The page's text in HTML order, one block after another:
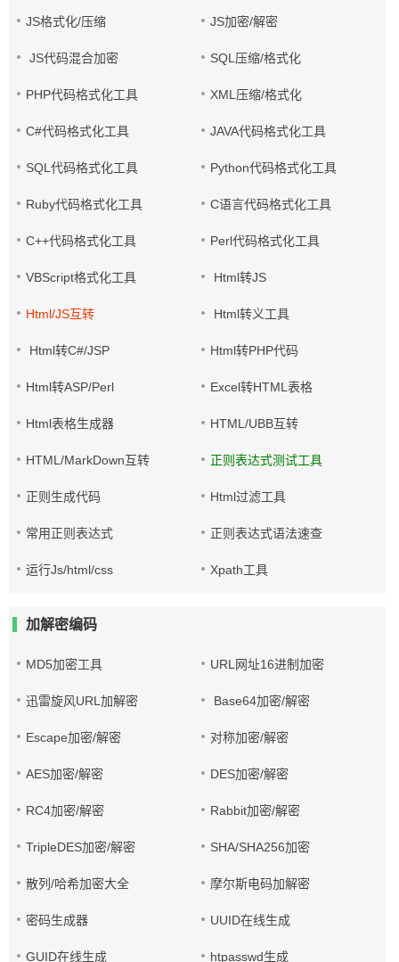
JS格式化/压缩 JS加密/解密
JS代码混合加密 SQL压缩/格式化
PHP代码格式化工具 XML压缩/格式化
C#代码格式化工具 JAVA代码格式化工具
SQL代码格式化工具 Python代码格式化工具
Ruby代码格式化工具 C语言代码格式化工具
C++代码格式化工具 Perl代码格式化工具
VBScript格式化工具 Html转JS
Html/JS互转 Html转义工具
Html转C#/JSP Html转PHP代码
Html转ASP/Perl Excel转HTML表格
Html表格生成器 HTML/UBB互转
HTML/MarkDown互转 正则表达式测试工具
正则生成代码 Html过滤工具
常用正则表达式 正则表达式语法速查
运行Js/html/css Xpath工具
加解密编码
MD5加密工具 URL网址16进制加密
迅雷旋风URL加解密 Base64加密/解密
Escape加密/解密 对称加密/解密
AES加密/解密 DES加密/解密
RC4加密/解密 Rabbit加密/解密
TripleDES加密/解密 SHA/SHA256加密
散列/哈希加密大全 摩尔斯电码加解密
密码生成器 UUID在线生成
GUID在线生成 htpasswd生成